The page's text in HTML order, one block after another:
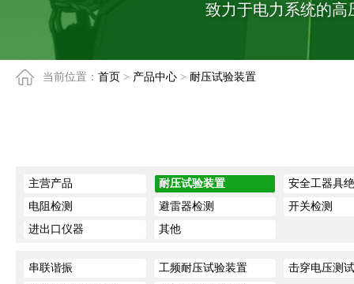
致力于电力系统的高
当前位置： 首页 > 产品中心 > 耐压试验装置
主营产品 耐压试验装置
安全工器具
电阻检测
避雷器检测
开关检测
进出口仪器
其他
串联谐振 工频耐压试验装置
击穿电压测